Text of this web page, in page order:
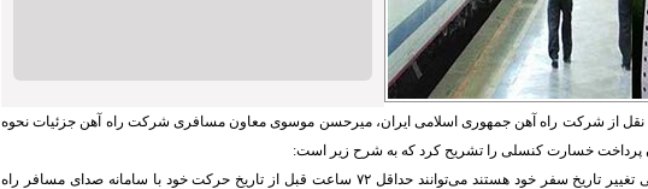
نقل از شرکت راه آهن جمهوری اسلامی ایران، میرحسن موسوی معاون مسافری شرکت راه آهن جزئیات نحوه
پرداخت خسارت کنسلی را تشریح کرد که به شرح زیر است:
۱- مسافرانی که متقاضی تغییر تاریخ سفر خود هستند می‌توانند حداقل ۷۲ ساعت قبل از تاریخ حرکت خود با سامانه صدای مسافر راه